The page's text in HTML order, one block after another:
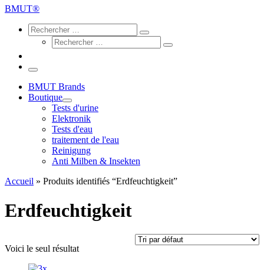
BMUT®
Search
Rechercher
Rechercher
Rechercher
Rechercher
Menu
BMUT Brands
Boutique
Tests d'urine
Elektronik
Tests d'eau
traitement de l'eau
Reinigung
Anti Milben & Insekten
Accueil » Produits identifiés “Erdfeuchtigkeit”
Erdfeuchtigkeit
Voici le seul résultat